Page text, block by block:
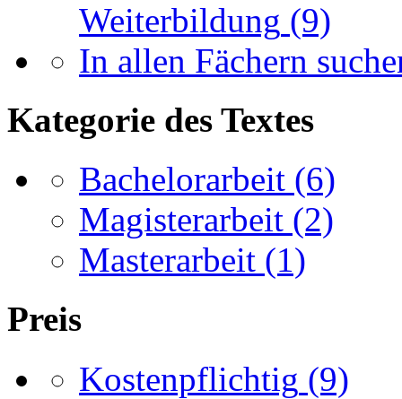
Weiterbildung (9)
In allen Fächern
Kategorie des Textes
Bachelorarbeit (6)
Magisterarbeit (2)
Masterarbeit (1)
Preis
Kostenpflichtig (9)